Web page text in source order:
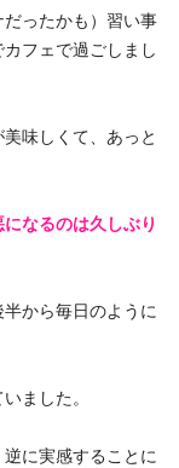
ったかも）習い事
フェで過ごしまし
味しくて、あっと
なるのは久しぶり
から毎日のように
ました。
に実感することに